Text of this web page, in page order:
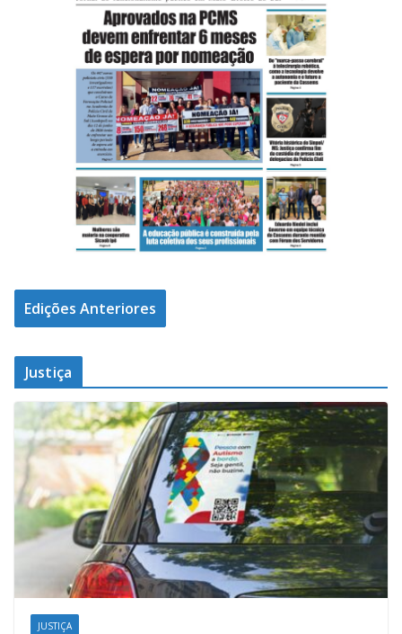
Edições Anteriores
Justiça
JUSTIÇA